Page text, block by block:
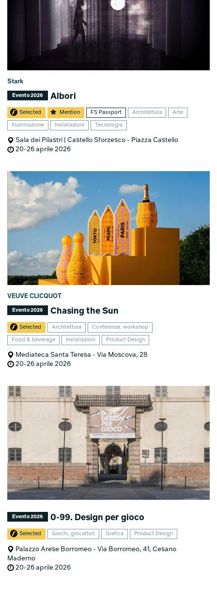
Stark
Evento 2026 Albori
Selected Mention FS Passport Architettura Arte
Illuminazione Installazioni Tecnologia
Sala dei Pilastri | Castello Sforzesco - Piazza Castello
20-26 aprile 2026
VEUVE CLICQUOT
Evento 2026 Chasing the Sun
Selected Architettura Conferenze, workshop
Food & beverage Installazioni Product Design
Mediateca Santa Teresa - Via Moscova, 28
20-26 aprile 2026
Evento 2026 0-99. Design per gioco
Selected Giochi, giocattoli Grafica Product Design
Palazzo Arese Borromeo - Via Borromeo, 41, Cesano
Maderno
20-26 aprile 2026